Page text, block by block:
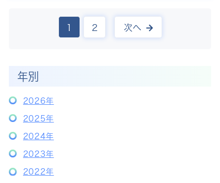
1 2 次へ
年別
2026年
2025年
2024年
2023年
2022年